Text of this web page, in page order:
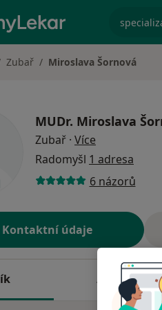
Zubař Miroslava Šornová
MUDr. Miroslava
Zubař · Více
Radomyšl 1 adresa
6 názorů
Kontaktní údaje
Adresy